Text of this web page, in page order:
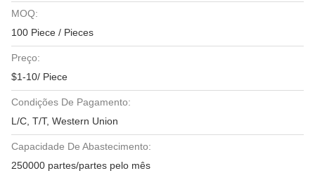
MOQ:
100 Piece / Pieces
Preço:
$1-10/ Piece
Condições De Pagamento:
L/C, T/T, Western Union
Capacidade De Abastecimento:
250000 partes/partes pelo mês